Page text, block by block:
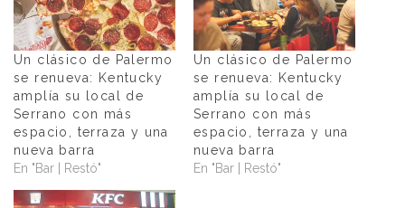
Un clásico de Palermo
se renueva: Kentucky
amplía su local de
Serrano con más
espacio, terraza y una
nueva barra
En "Bar | Restó"
Un clásico de Palermo
se renueva: Kentucky
amplía su local de
Serrano con más
espacio, terraza y una
nueva barra
En "Bar | Restó"